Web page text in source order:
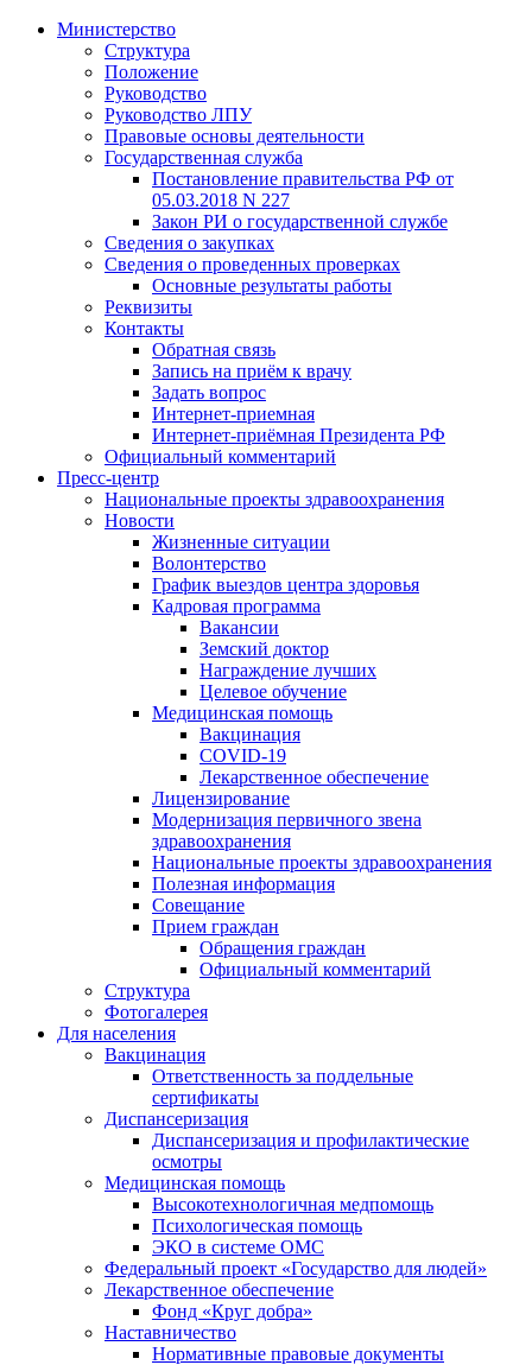
Министерство
Структура
Положение
Руководство
Руководство ЛПУ
Правовые основы деятельности
Государственная служба
Постановление правительства РФ от
05.03.2018 N 227
Закон РИ о государственной службе
Сведения о закупках
Сведения о проведенных проверках
Основные результаты работы
Реквизиты
Контакты
Обратная связь
Запись на приём к врачу
Задать вопрос
Интернет-приемная
Интернет-приёмная Президента РФ
Официальный комментарий
Пресс-центр
Национальные проекты здравоохранения
Новости
Жизненные ситуации
Волонтерство
График выездов центра здоровья
Кадровая программа
Вакансии
Земский доктор
Награждение лучших
Целевое обучение
Медицинская помощь
Вакцинация
COVID-19
Лекарственное обеспечение
Лицензирование
Модернизация первичного звена
здравоохранения
Национальные проекты здравоохранения
Полезная информация
Совещание
Прием граждан
Обращения граждан
Официальный комментарий
Структура
Фотогалерея
Для населения
Вакцинация
Ответственность за поддельные
сертификаты
Диспансеризация
Диспансеризация и профилактические
осмотры
Медицинская помощь
Высокотехнологичная медпомощь
Психологическая помощь
ЭКО в системе ОМС
Федеральный проект «Государство для людей»
Лекарственное обеспечение
Фонд «Круг добра»
Наставничество
Нормативные правовые документы